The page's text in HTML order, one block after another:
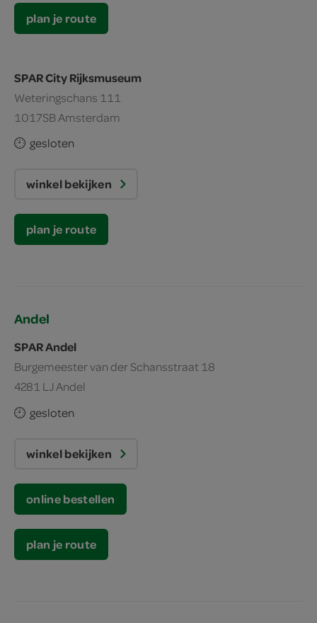
plan je route
SPAR City Rijksmuseum
Weteringschans 111
1017SB Amsterdam
gesloten
winkel bekijken
plan je route
Andel
SPAR Andel
Burgemeester van der Schansstraat 18
4281 LJ Andel
gesloten
winkel bekijken
online bestellen
plan je route